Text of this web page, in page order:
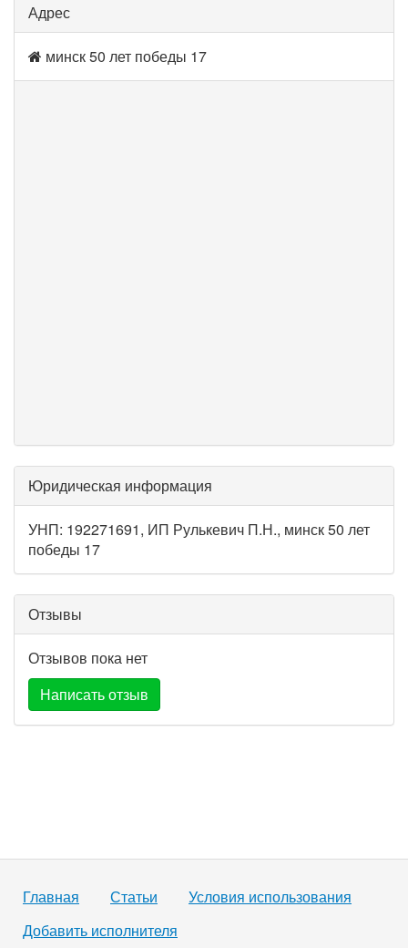
Адрес
минск 50 лет победы 17
Юридическая информация
УНП: 192271691, ИП Рулькевич П.Н., минск 50 лет
победы 17
Отзывы
Отзывов пока нет
Написать отзыв
Главная Статьи
Условия использования
Добавить исполнителя